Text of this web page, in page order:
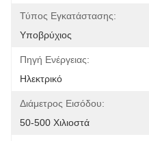
Τύπος Εγκατάστασης:
Υποβρύχιος
Πηγή Ενέργειας:
Ηλεκτρικό
Διάμετρος Εισόδου:
50-500 Χιλιοστά